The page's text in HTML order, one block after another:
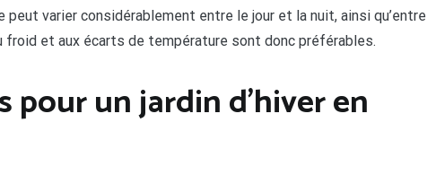
varier considérablement entre le jour et la nuit, ainsi qu’entre
et aux écarts de température sont donc préférables.
pour un jardin d’hiver en